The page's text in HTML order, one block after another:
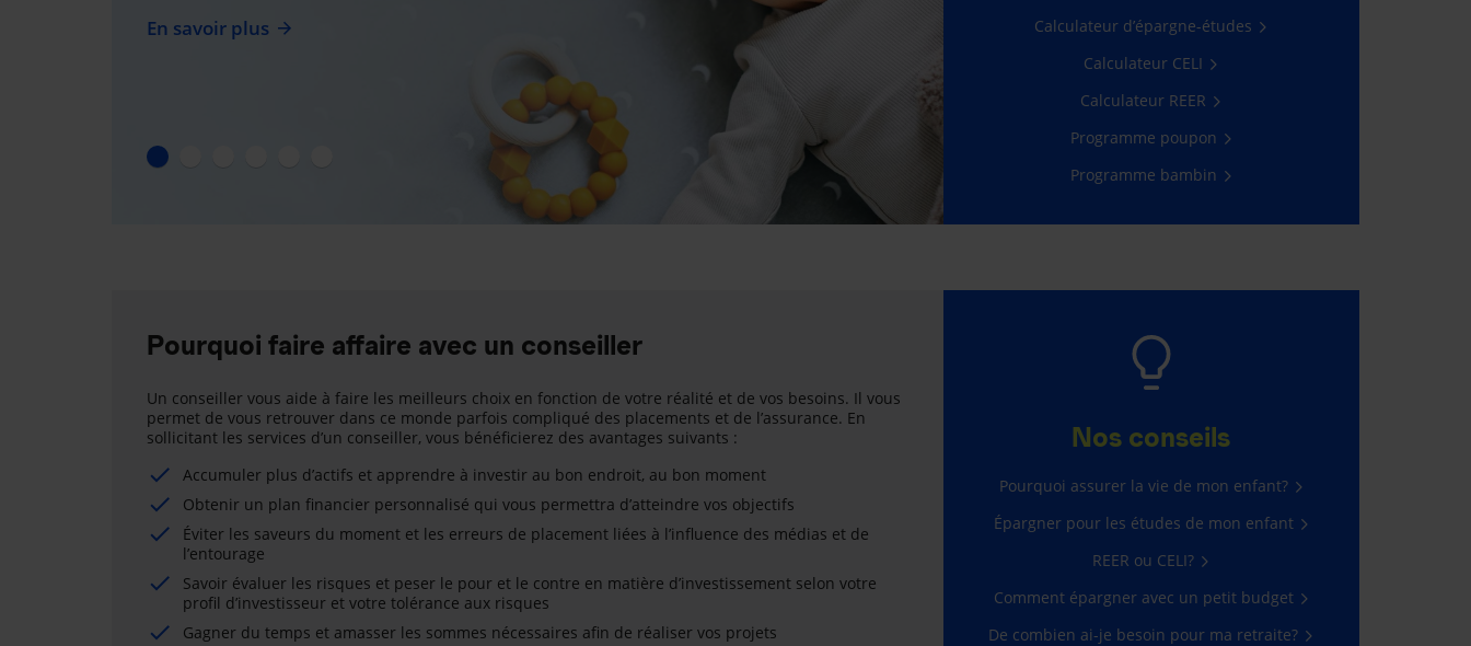
En savoir plus
En savoir plus
Calculateur d’épargne-études
Calculateur CELI
Calculateur REER
Programme poupon
Programme bambin
Pourquoi faire affaire avec un conseiller
Un conseiller vous aide à faire les meilleurs choix en fonction de votre réalité et de vos besoins. Il vous
permet de vous retrouver dans ce monde parfois compliqué des placements et de l’assurance. En
sollicitant les services d’un conseiller, vous bénéficierez des avantages suivants :
Accumuler plus d’actifs et apprendre à investir au bon endroit, au bon moment
Obtenir un plan financier personnalisé qui vous permettra d’atteindre vos objectifs
Éviter les saveurs du moment et les erreurs de placement liées à l’influence des médias et de
l’entourage
Savoir évaluer les risques et peser le pour et le contre en matière d’investissement selon votre
profil d’investisseur et votre tolérance aux risques
Gagner du temps et amasser les sommes nécessaires afin de réaliser vos projets
Nos conseils
Pourquoi assurer la vie de mon enfant?
Épargner pour les études de mon enfant
REER ou CELI?
Comment épargner avec un petit budget
De combien ai-je besoin pour ma retraite?